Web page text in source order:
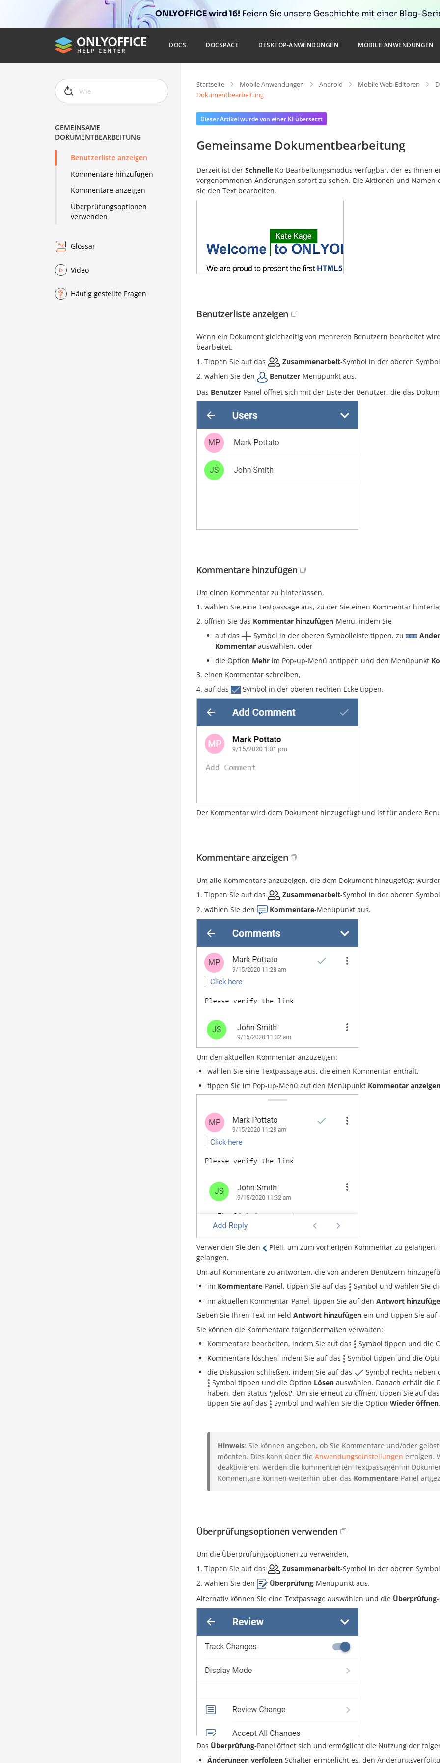
ONLYOFFICE wird 16! Feiern Sie unsere Geschichte mit einer Blog-
DOCS DOCSPACE DESKTOP-ANWENDUNGEN MOBILE ANWENDUNGEN
GEMEINSAME
DOKUMENTBEARBEITUNG
Benutzerliste anzeigen
Kommentare hinzufügen
Kommentare anzeigen
Überprüfungsoptionen
verwenden
Glossar
Video
Häufig gestellte Fragen
Startseite Mobile Anwendungen Android Mobile Web-Editoren
Dokumentbearbeitung
Dieser Artikel wurde von einer KI übersetzt
Gemeinsame Dokumentbearbeitung
Derzeit ist der Schnelle Ko-Bearbeitungsmodus verfügbar, der es Ihnen
vorgenommenen Änderungen sofort zu sehen. Die Aktionen und
sie den Text bearbeiten.
Benutzerliste anzeigen
Wenn ein Dokument gleichzeitig von mehreren Benutzern bearbeitet
bearbeitet.
Tippen Sie auf das
Zusammenarbeit-Symbol in der oberen
wählen Sie den
Benutzer-Menüpunkt aus.
Das Benutzer-Panel öffnet sich mit der Liste der Benutzer, die das
Kommentare hinzufügen
Um einen Kommentar zu hinterlassen,
wählen Sie eine Textpassage aus, zu der Sie einen Kommentar
öffnen Sie das Kommentar hinzufügen-Menü, indem Sie
auf das
Symbol in der oberen Symbolleiste tippen, zu
Kommentar auswählen, oder
die Option Mehr im Pop-up-Menü antippen und den Menüpunkt
einen Kommentar schreiben,
auf das
Symbol in der oberen rechten Ecke tippen.
Der Kommentar wird dem Dokument hinzugefügt und ist für andere
Kommentare anzeigen
Um alle Kommentare anzuzeigen, die dem Dokument hinzugefügt
Tippen Sie auf das
Zusammenarbeit-Symbol in der oberen
wählen Sie den
Kommentare-Menüpunkt aus.
Um den aktuellen Kommentar anzuzeigen:
wählen Sie eine Textpassage aus, die einen Kommentar enthält,
tippen Sie im Pop-up-Menü auf den Menüpunkt Kommentar anzeigen
Verwenden Sie den Pfeil, um zum vorherigen Kommentar zu gelangen,
gelangen.
Um auf Kommentare zu antworten, die von anderen Benutzern
im Kommentare-Panel, tippen Sie auf das Symbol und wählen Sie
im aktuellen Kommentar-Panel, tippen Sie auf den Antwort
Geben Sie Ihren Text im Feld Antwort hinzufügen ein und tippen Sie auf
Sie können die Kommentare folgendermaßen verwalten:
Kommentare bearbeiten, indem Sie auf das
Symbol tippen und die
Kommentare löschen, indem Sie auf das
Symbol tippen und die
die Diskussion schließen, indem Sie auf das
Symbol rechts neben
Symbol tippen und die Option Lösen auswählen. Danach erhält die
haben, den Status 'gelöst'. Um sie erneut zu öffnen, tippen Sie auf das
tippen Sie auf das
Symbol und wählen Sie die Option Wieder öffnen.
Hinweis: Sie können angeben, ob Sie Kommentare und/oder
möchten. Dies kann über die Anwendungseinstellungen erfolgen.
deaktivieren, werden die kommentierten Textpassagen im
Kommentare können weiterhin über das Kommentare-Panel
Überprüfungsoptionen verwenden
Um die Überprüfungsoptionen zu verwenden,
Tippen Sie auf das
Zusammenarbeit-Symbol in der oberen
wählen Sie den
Überprüfung-Menüpunkt aus.
Alternativ können Sie eine Textpassage auswählen und die Überprüfung
Das Überprüfung-Panel öffnet sich und ermöglicht die Nutzung der
Änderungen verfolgen Schalter ermöglicht es, den